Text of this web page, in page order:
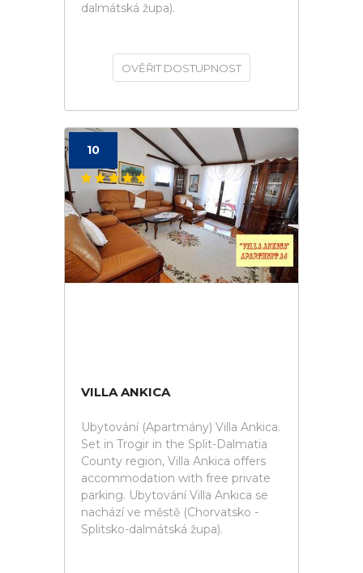
dalmátská župa).
OVĚŘIT DOSTUPNOST
10
VILLA ANKICA
Ubytování (Apartmány) Villa Ankica.
Set in Trogir in the Split-Dalmatia
County region, Villa Ankica offers
accommodation with free private
parking. Ubytování Villa Ankica se
nachází ve městě (Chorvatsko -
Splitsko-dalmátská župa).